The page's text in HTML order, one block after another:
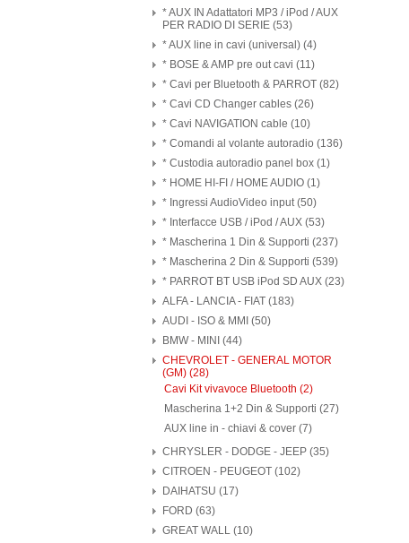
* AUX IN Adattatori MP3 / iPod / AUX
PER RADIO DI SERIE (53)
* AUX line in cavi (universal) (4)
* BOSE & AMP pre out cavi (11)
* Cavi per Bluetooth & PARROT (82)
* Cavi CD Changer cables (26)
* Cavi NAVIGATION cable (10)
* Comandi al volante autoradio (136)
* Custodia autoradio panel box (1)
* HOME HI-FI / HOME AUDIO (1)
* Ingressi AudioVideo input (50)
* Interfacce USB / iPod / AUX (53)
* Mascherina 1 Din & Supporti (237)
* Mascherina 2 Din & Supporti (539)
* PARROT BT USB iPod SD AUX (23)
ALFA - LANCIA - FIAT (183)
AUDI - ISO & MMI (50)
BMW - MINI (44)
CHEVROLET - GENERAL MOTOR
(GM) (28)
Cavi Kit vivavoce Bluetooth (2)
Mascherina 1+2 Din & Supporti (27)
AUX line in - chiavi & cover (7)
CHRYSLER - DODGE - JEEP (35)
CITROEN - PEUGEOT (102)
DAIHATSU (17)
FORD (63)
GREAT WALL (10)